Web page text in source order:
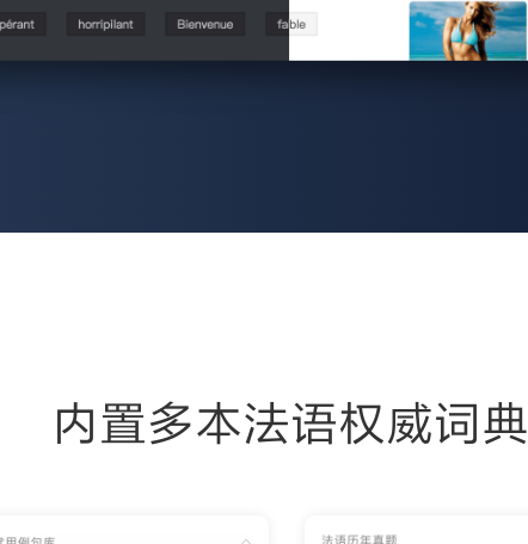
内置多本法语权威词典